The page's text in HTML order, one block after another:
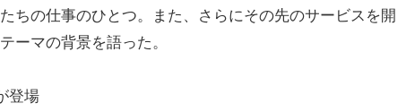
ちの仕事のひとつ。また、さらにその先のサービスを開
ーマの背景を語った。
登場